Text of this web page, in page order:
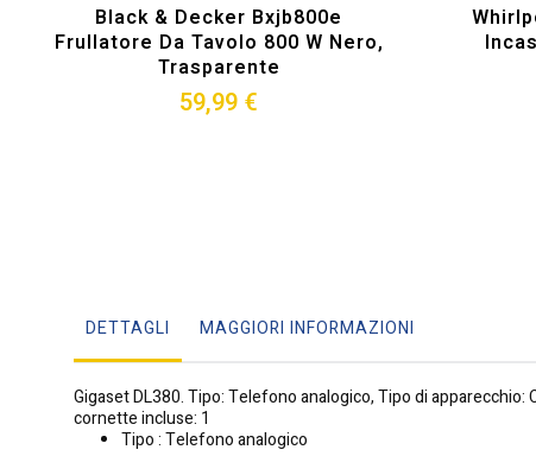
Black & Decker Bxjb800e
Frullatore Da Tavolo 800 W Nero,
Trasparente
59,99 €
DETTAGLI MAGGIORI INFORMAZIONI
Gigaset DL380. Tipo: Telefono analogico, Tipo di
cornette incluse: 1
Tipo : Telefono analogico